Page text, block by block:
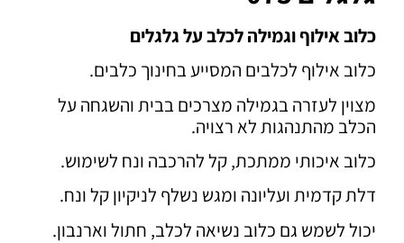
כלוב אילוף וגמילה לכלב על גלגלים
כלוב אילוף לכלבים המסייע בחינוך כלבים.
מצוין לעזרה בגמילה מצרכים בבית והשגחה על
הכלב מהתנהגות לא רצויה.
כלוב איכותי ממתכת, קל להרכבה ונח לשימוש.
דלת קדמית ועליונה ומגש נשלף לניקיון קל ונח.
יכול לשמש גם כלוב נשיאה לכלב, חתול וארנבון.